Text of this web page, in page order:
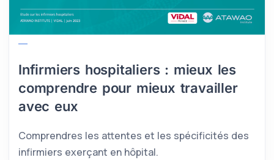
Infirmiers hospitaliers : mieux les
comprendre pour mieux travailler
avec eux
Comprendres les attentes et les spécificités des
infirmiers exerçant en hôpital.